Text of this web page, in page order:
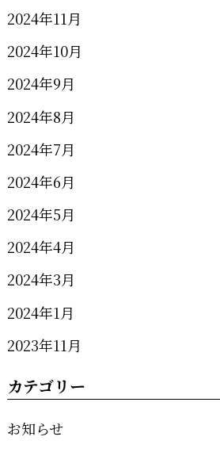
2024年11月
2024年10月
2024年9月
2024年8月
2024年7月
2024年6月
2024年5月
2024年4月
2024年3月
2024年1月
2023年11月
カテゴリー
お知らせ